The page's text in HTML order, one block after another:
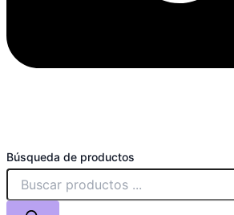
Búsqueda de productos